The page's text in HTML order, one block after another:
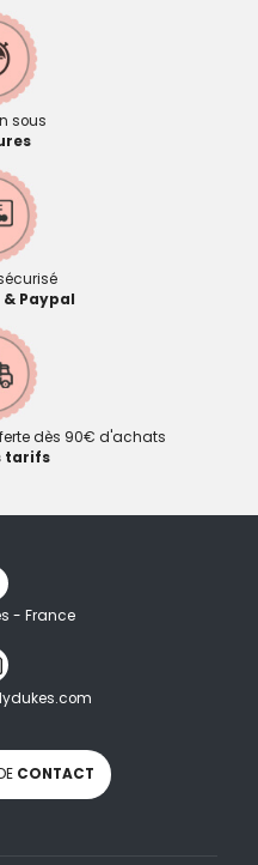
sous
Paypal
dès 90€ d'achats
tarifs
- France
CONTACT